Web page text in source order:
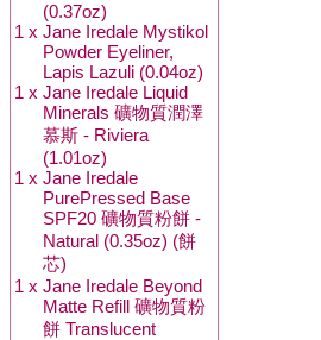
(0.37oz)
1 x Jane Iredale Mystikol
Powder Eyeliner,
Lapis Lazuli (0.04oz)
1 x Jane Iredale Liquid
Minerals 礦物質潤澤
慕斯 - Riviera
(1.01oz)
1 x Jane Iredale
PurePressed Base
SPF20 礦物質粉餅 -
Natural (0.35oz) (餅
芯)
1 x Jane Iredale Beyond
Matte Refill 礦物質粉
餅 Translucent